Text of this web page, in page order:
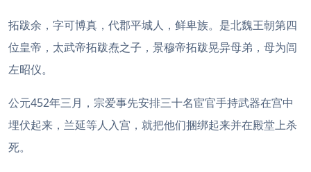
拓跋余，字可博真，代郡平城人，鲜卑族。是北魏王朝第四
位皇帝，太武帝拓跋焘之子，景穆帝拓跋晃异母弟，母为闾
左昭仪。
公元452年三月，宗爱事先安排三十名宦官手持武器在宫中
埋伏起来，兰延等人入宫，就把他们捆绑起来并在殿堂上杀
死。